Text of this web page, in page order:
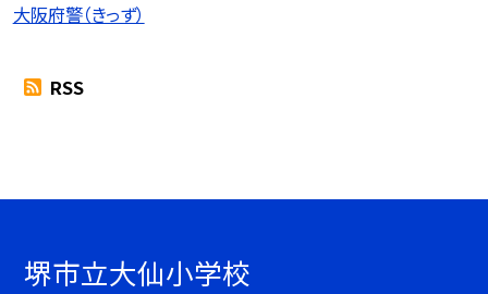
大阪府警（きっず）
RSS
堺市立大仙小学校